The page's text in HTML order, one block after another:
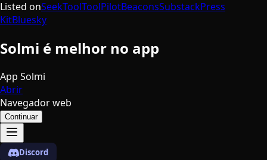
Listed onSeekToolToolPilotBeaconsSubstackPress
KitBluesky
Solmi é melhor no app
App Solmi
Abrir
Navegador web
Continuar
Discord